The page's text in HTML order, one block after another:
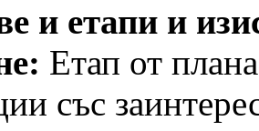
и етапи и
Етап от
със